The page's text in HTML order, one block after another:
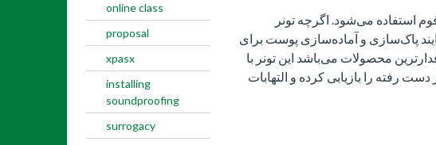
online class
proposal
xpasx
installing
soundproofing
surrogacy
می‌شود. اگرچه تونر
پاک‌سازی و آماده‌سازی پوست برای
و آبرسان 77% آنوا یکی از پرطرفدارترین محصولات می‌باشد این تونر با
رفته را بازیابی کرده و التهابات